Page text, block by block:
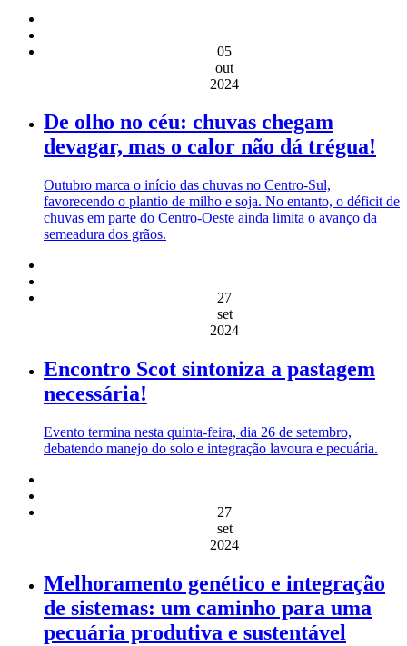
05
out
2024
De olho no céu: chuvas chegam
devagar, mas o calor não dá trégua!
Outubro marca o início das chuvas no Centro-Sul,
favorecendo o plantio de milho e soja. No entanto, o déficit de
chuvas em parte do Centro-Oeste ainda limita o avanço da
semeadura dos grãos.
27
set
2024
Encontro Scot sintoniza a pastagem
necessária!
Evento termina nesta quinta-feira, dia 26 de setembro,
debatendo manejo do solo e integração lavoura e pecuária.
27
set
2024
Melhoramento genético e integração
de sistemas: um caminho para uma
pecuária produtiva e sustentável